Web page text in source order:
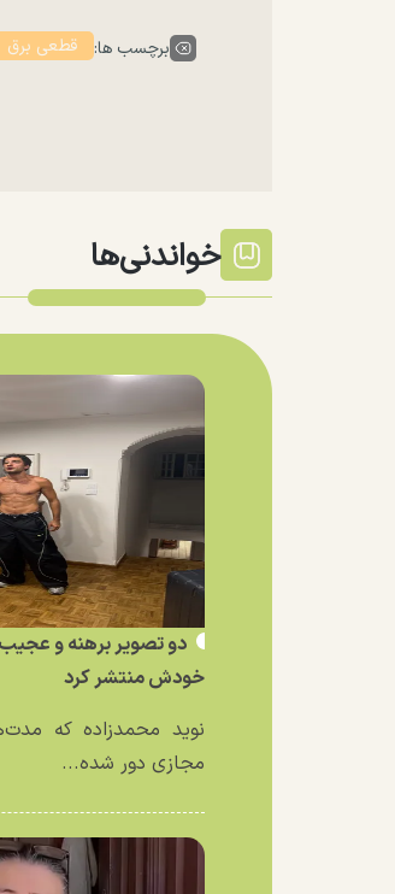
برچسب ها: قطعی برق
خواندنی‌ها
دو تصویر برهنه و عجیب
خودش منتشر کرد
نوید محمدزاده که
مجازی دور شده...